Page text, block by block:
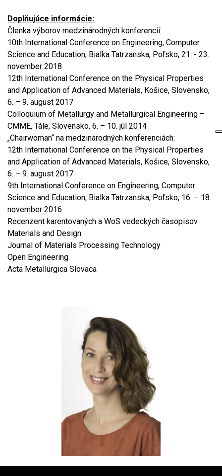
Doplňujúce informácie:
Členka výborov medzinárodných konferencií:
10th International Conference on Engineering, Computer
Science and Education, Bialka Tatrzanska, Poľsko, 21. - 23.
november 2018
12th International Conference on the Physical Properties
and Application of Advanced Materials, Košice, Slovensko,
6. – 9. august 2017
Colloquium of Metallurgy and Metallurgical Engineering –
CMME, Tále, Slovensko, 6. – 10. júl 2014
„Chairwoman“ na medzinárodných konferenciách:
12th International Conference on the Physical Properties
and Application of Advanced Materials, Košice, Slovensko,
6. – 9. august 2017
9th International Conference on Engineering, Computer
Science and Education, Bialka Tatrzanska, Poľsko, 16. – 18.
november 2016
Recenzent karentovaných a WoS vedeckých časopisov
Materials and Design
Journal of Materials Processing Technology
Open Engineering
Acta Metallurgica Slovaca